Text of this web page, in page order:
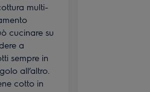
multi-
cucinare su
a
sempre in
all’altro.
cotto in